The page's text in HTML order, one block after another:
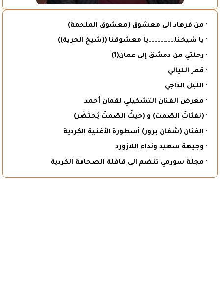
· من فرهاد الى معشوق (معشوق الملحمة)
· يا شيخنا………………يا معشوقنا ((شيخ الحرية))
· رحلتي من دمشق إلى عمان(1)
· قمر الليالي
· الليل الداجي
· معرض الفنان التشكيلي لقمان أحمد
· (نفثاتُ الصّمت) و (حيثُ الصّمتُ يُحتَضَر)
· الفنان (شفان برور) أسطورة الأغنية الكردية
· وجيهة سعيد ونداء اللازورد
· مجلة سورمي تنضم الى قافلة الصحافة الكردية